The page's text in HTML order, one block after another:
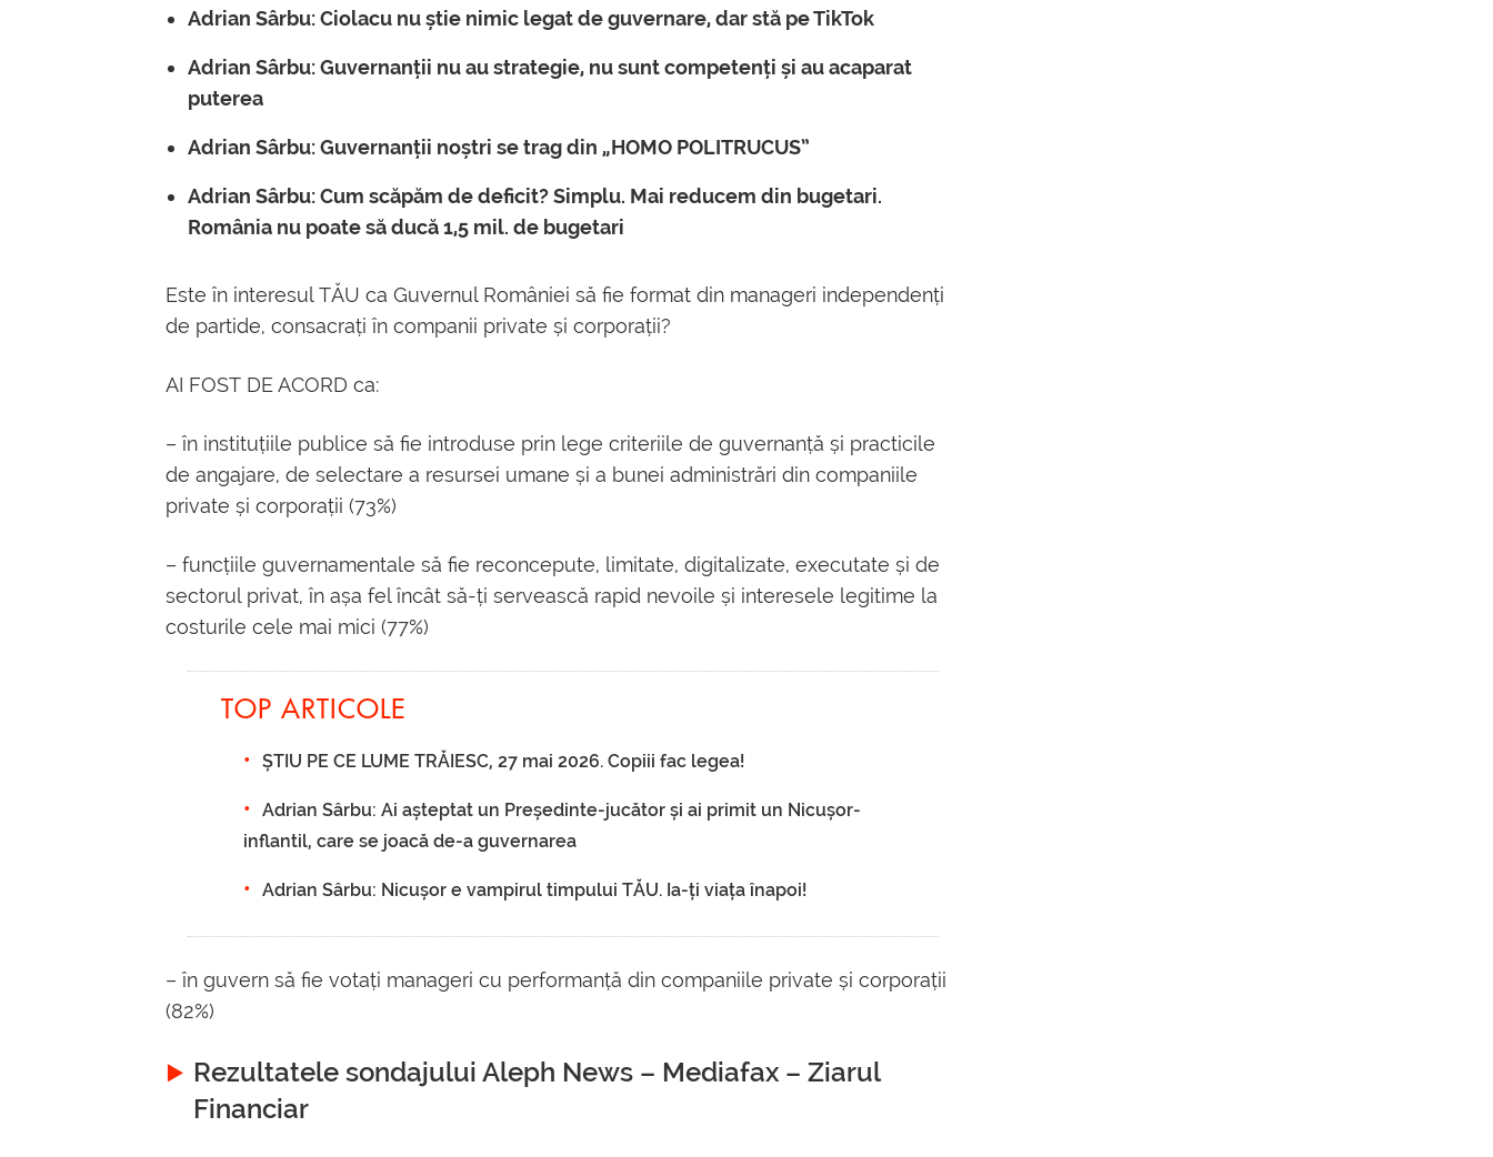
Adrian Sârbu: Ciolacu nu știe nimic legat de guvernare, dar stă pe TikTok
Adrian Sârbu: Guvernanții nu au strategie, nu sunt competenți și au acaparat
puterea
Adrian Sârbu: Guvernanții noștri se trag din „HOMO POLITRUCUS”
Adrian Sârbu: Cum scăpăm de deficit? Simplu. Mai reducem din bugetari.
România nu poate să ducă 1,5 mil. de bugetari
Este în interesul TĂU ca Guvernul României să fie format din manageri independenți
de partide, consacrați în companii private și corporații?
AI FOST DE ACORD ca:
– în instituțiile publice să fie introduse prin lege criteriile de guvernanță și practicile
de angajare, de selectare a resursei umane și a bunei administrări din companiile
private și corporații (73%)
– funcțiile guvernamentale să fie reconcepute, limitate, digitalizate, executate și de
sectorul privat, în așa fel încât să-ți servească rapid nevoile și interesele legitime la
costurile cele mai mici (77%)
TOP ARTICOLE
ȘTIU PE CE LUME TRĂIESC, 27 mai 2026. Copiii fac legea!
Adrian Sârbu: Ai așteptat un Președinte-jucător și ai primit un Nicușor-
inflantil, care se joacă de-a guvernarea
Adrian Sârbu: Nicușor e vampirul timpului TĂU. Ia-ți viața înapoi!
– în guvern să fie votați manageri cu performanță din companiile private și corporații
(82%)
Rezultatele sondajului Aleph News – Mediafax – Ziarul
Financiar